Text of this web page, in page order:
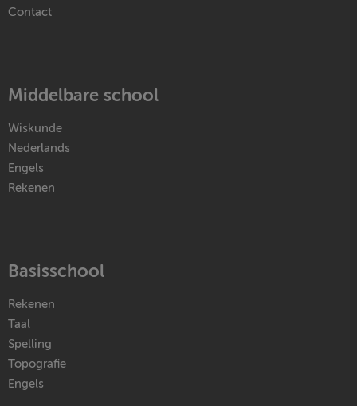
Contact
Middelbare school
Wiskunde
Nederlands
Engels
Rekenen
Basisschool
Rekenen
Taal
Spelling
Topografie
Engels